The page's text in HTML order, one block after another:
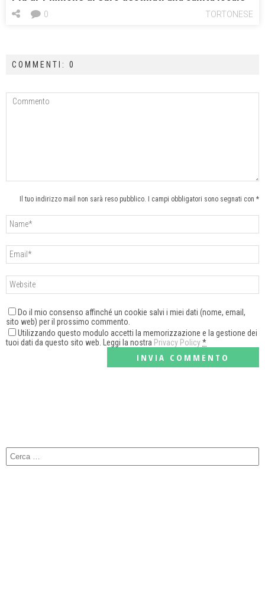
TORTONESE
0
COMMENTI: 0
Il tuo indirizzo mail non sarà reso pubblico. I campi obbligatori sono segnati con *
Do il mio consenso affinché un cookie salvi i miei dati (nome, email,
sito web) per il prossimo commento.
Utilizzando questo modulo accetti la memorizzazione e la gestione dei
tuoi dati da questo sito web. Leggi la nostra Privacy Policy*